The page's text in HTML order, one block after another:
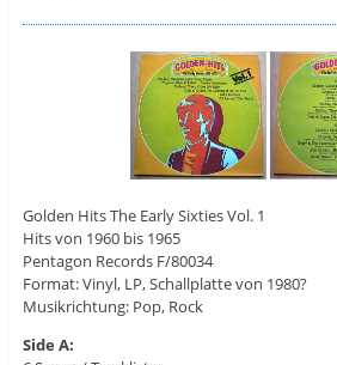
Golden Hits The Early Sixties Vol. 1
Hits von 1960 bis 1965
Pentagon Records F/80034
Format: Vinyl, LP, Schallplatte von 1980?
Musikrichtung: Pop, Rock
Side A: